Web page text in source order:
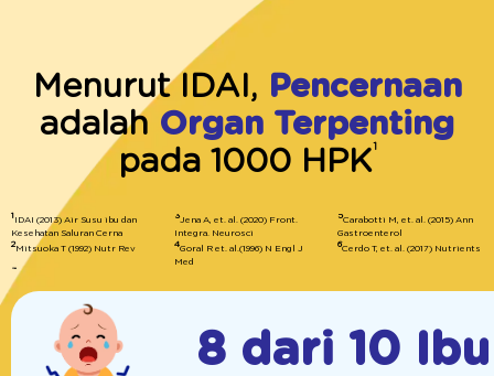
Menurut IDAI, Pencernaan
adalah Organ Terpenting
pada 1000 HPK1
1
IDAI (2013) Air Susu ibu dan
Kesehatan Saluran Cerna
2Mitsuoka T (1992) Nutr Rev
3Jena A, et. al. (2020) Front.
Integra. Neurosci
4Goral R et. al.(1996) N Engl J
Med
5Carabotti M, et. al. (2015) Ann
Gastroenterol
6Cerdo T, et. al. (2017) Nutrients
8 dari 10